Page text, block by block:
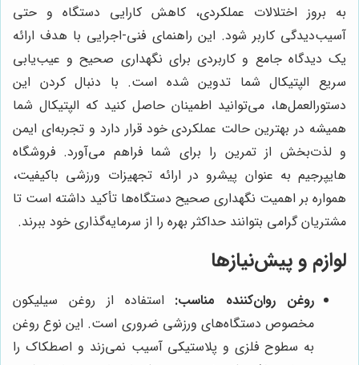
به بروز اختلالات عملکردی، کاهش کارایی دستگاه و حتی
آسیب‌دیدگی کاربر شود. این راهنمای فنی-اجرایی با هدف ارائه
یک دیدگاه جامع و کاربردی برای نگهداری صحیح و عیب‌یابی
سریع الپتیکال شما تدوین شده است. با دنبال کردن این
دستورالعمل‌ها، می‌توانید اطمینان حاصل کنید که الپتیکال شما
همیشه در بهترین حالت عملکردی خود قرار دارد و تجربه‌ای ایمن
و لذت‌بخش از تمرین را برای شما فراهم می‌آورد. فروشگاه
هایپرجیم به عنوان پیشرو در ارائه تجهیزات ورزشی باکیفیت،
همواره بر اهمیت نگهداری صحیح دستگاه‌ها تأکید داشته است تا
مشتریان گرامی بتوانند حداکثر بهره را از سرمایه‌گذاری خود ببرند.
لوازم و پیش‌نیازها
روغن روان‌کننده مناسب: استفاده از روغن سیلیکون
مخصوص دستگاه‌های ورزشی ضروری است. این نوع روغن
به سطوح فلزی و پلاستیکی آسیب نمی‌زند و اصطکاک را